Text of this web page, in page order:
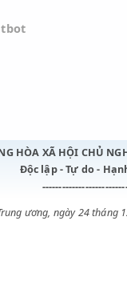
- Legal
CỘNG HÒA
Độc